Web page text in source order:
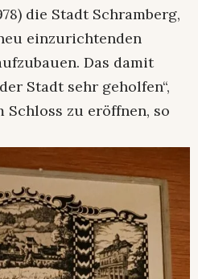
die Stadt Schramberg,
einzurichtenden
Das damit
Stadt sehr geholfen“,
zu eröffnen, so